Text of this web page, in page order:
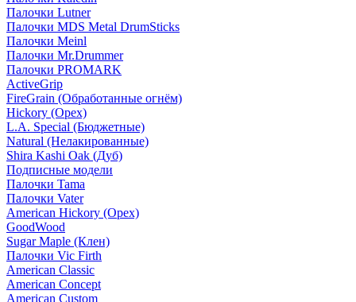
Палочки Lutner
Палочки MDS Metal DrumSticks
Палочки Meinl
Палочки Mr.Drummer
Палочки PROMARK
ActiveGrip
FireGrain (Обработанные огнём)
Hickory (Орех)
L.A. Special (Бюджетные)
Natural (Нелакированные)
Shira Kashi Oak (Дуб)
Подписные модели
Палочки Tama
Палочки Vater
American Hickory (Орех)
GoodWood
Sugar Maple (Клен)
Палочки Vic Firth
American Classic
American Concept
American Custom